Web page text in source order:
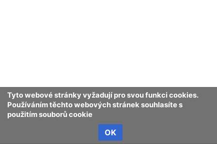
Tyto webové stránky vyžadují pro svou funkci cookies.
Používáním těchto webových stránek souhlasíte s
použitím souborů cookie
OK